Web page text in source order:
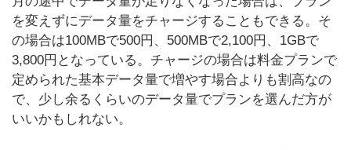
を変えずにデータ量をチャージすることもできる。そ
の場合は100MBで500円、500MBで2,100円、1GBで
3,800円となっている。チャージの場合は料金プランで
定められた基本データ量で増やす場合よりも割高なの
で、少し余るくらいのデータ量でプランを選んだ方が
いいかもしれない。